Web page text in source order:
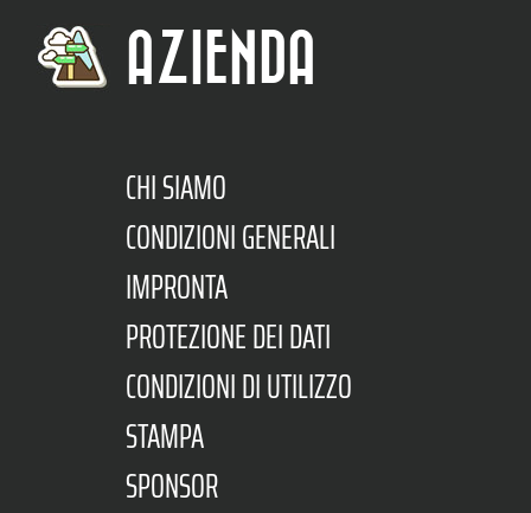
AZIENDA
CHI SIAMO
CONDIZIONI GENERALI
IMPRONTA
PROTEZIONE DEI DATI
CONDIZIONI DI UTILIZZO
STAMPA
SPONSOR